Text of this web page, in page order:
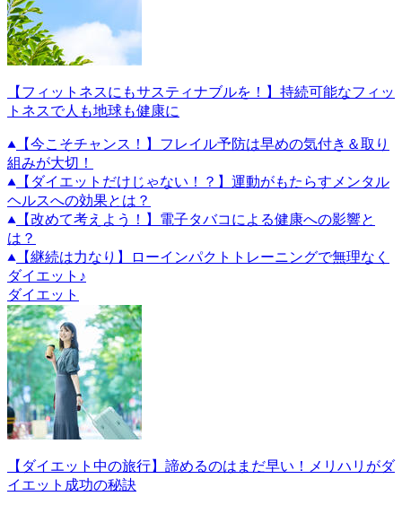
【フィットネスにもサスティナブルを！】持続可能なフィッ
トネスで人も地球も健康に
【今こそチャンス！】フレイル予防は早めの気付き＆取り
組みが大切！
【ダイエットだけじゃない！？】運動がもたらすメンタル
ヘルスへの効果とは？
【改めて考えよう！】電子タバコによる健康への影響と
は？
【継続は力なり】ローインパクトトレーニングで無理なく
ダイエット♪
ダイエット
【ダイエット中の旅行】諦めるのはまだ早い！メリハリがダ
イエット成功の秘訣